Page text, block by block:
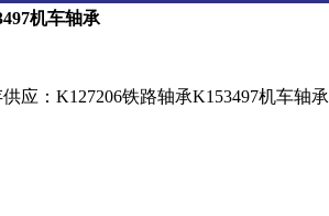
机车轴承
应：K127206铁路轴承K153497机车轴承